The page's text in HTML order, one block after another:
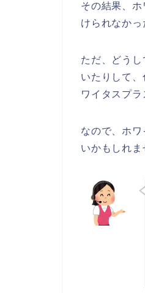
その結果、
けられなかっ
ただ、どう
いたりして
ワイタスプ
なので、ホ
いかもしれま